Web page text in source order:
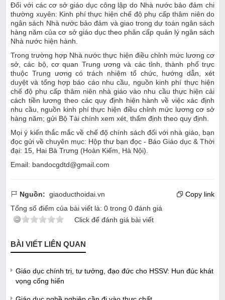
Đối với các cơ sở giáo dục công lập do Nhà nước bảo đảm chi
thường xuyên: Kinh phí thực hiện chế độ phụ cấp thâm niên do
ngân sách Nhà nước bảo đảm và giao trong dự toán ngân sách
hàng năm của cơ sở giáo dục theo phân cấp quản lý ngân sách
Nhà nước hiện hành.
Trong trường hợp Nhà nước thực hiện điều chỉnh mức lương cơ
sở, các bộ, cơ quan Trung ương và các tỉnh, thành phố trực
thuộc Trung ương có trách nhiệm tổ chức, hướng dẫn, xét
duyệt và tổng hợp báo cáo nhu cầu, nguồn kinh phí thực hiện
chế độ phụ cấp thâm niên nhà giáo vào nhu cầu thực hiện cải
cách tiền lương theo các quy định hiện hành về việc xác định
nhu cầu, nguồn kinh phí thực hiện điều chỉnh mức lương cơ sở
hàng năm; gửi Bộ Tài chính xem xét, thẩm định theo quy định.
Mọi ý kiến thắc mắc về chế độ chính sách đối với nhà giáo, bạn
đọc gửi về chuyên mục: Hộp thư bạn đọc - Báo Giáo dục & Thời
đại: 15, Hai Bà Trưng (Hoàn Kiếm, Hà Nội).
Email: bandocgdtd@gmail.com
Nguồn: giaoducthoidai.vn
Copy link
Tổng số điểm của bài viết là: 0 trong 0 đánh giá
Click để đánh giá bài viết
BÀI VIẾT LIÊN QUAN
Giáo dục chính trị, tư tưởng, đạo đức cho HSSV: Hun đúc khát
vọng cống hiến